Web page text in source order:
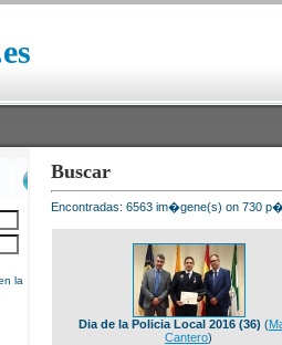
la
Buscar
Encontradas: 6563 im�gene(s) on 730
Dia de la Policia Local 2016 (36) (
Cantero)